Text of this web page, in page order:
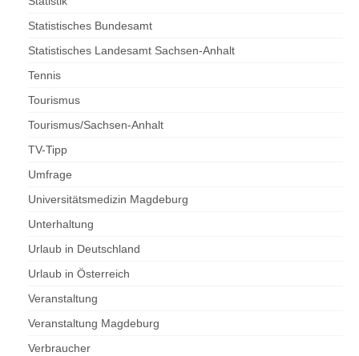
Statistisches Bundesamt
Statistisches Landesamt Sachsen-Anhalt
Tennis
Tourismus
Tourismus/Sachsen-Anhalt
TV-Tipp
Umfrage
Universitätsmedizin Magdeburg
Unterhaltung
Urlaub in Deutschland
Urlaub in Österreich
Veranstaltung
Veranstaltung Magdeburg
Verbraucher